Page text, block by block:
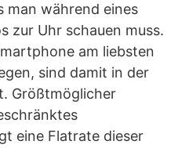
man während eines
zur Uhr schauen muss.
am liebsten
sind damit in der
Größtmöglicher
eine Flatrate dieser